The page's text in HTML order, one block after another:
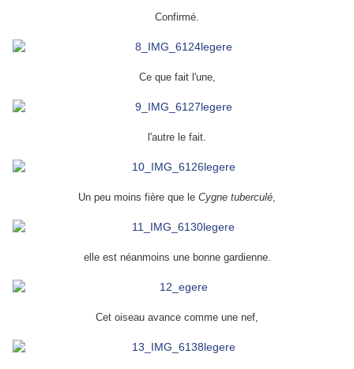
Confirmé.
Ce que fait l'une,
l'autre le fait.
Un peu moins fière que le Cygne tuberculé,
elle est néanmoins une bonne gardienne.
Cet oiseau avance comme une nef,